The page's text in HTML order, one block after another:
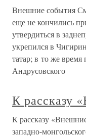
Внешние события
еще не кончились
утвердиться в
укрепился в
татар; в то же время
Андрусовского
К рассказу
К рассказу
западно-